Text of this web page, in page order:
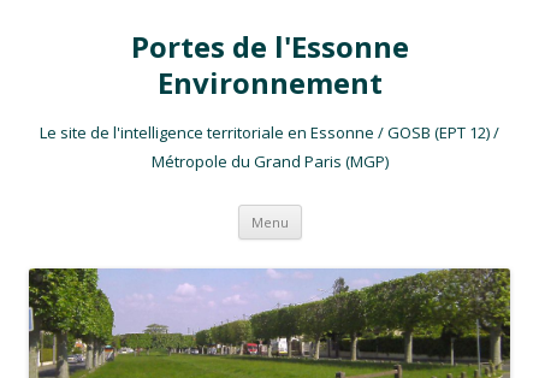
Portes de l'Essonne
Environnement
Le site de l'intelligence territoriale en Essonne / GOSB (EPT 12) /
Métropole du Grand Paris (MGP)
Menu Aller au contenu